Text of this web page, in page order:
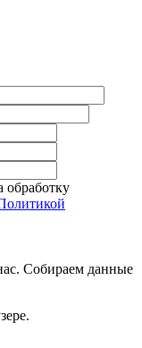
обработку
Собираем данные